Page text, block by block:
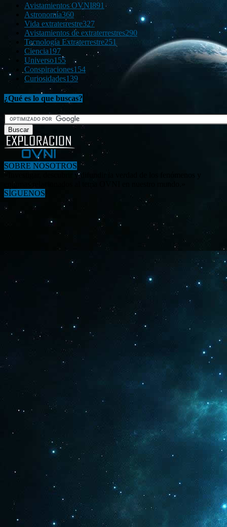
Avistamientos OVNI891
Astronomía360
Vida extraterrestre327
Avistamientos de extraterrestres290
Tecnología Extraterrestre251
Ciencia197
Universo155
Conspiraciones154
Curiosidades139
¿Qué es lo que buscas?
SOBRE NOSOTROS
«Investigar, descubrir y difundir la verdad de los fenómenos y
SÍGUENOS